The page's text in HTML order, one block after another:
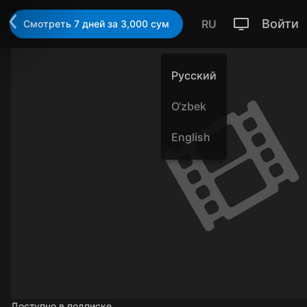
Смотреть 7 дней за 3,000 cум RU
Русский
O‘zbek
English
Войти